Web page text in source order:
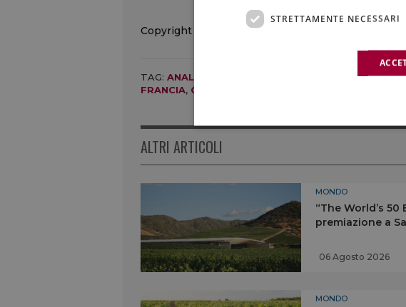
Copyright © 2000/2026
TAG: ANALCOLICI BASSA GRADAZIONE ALCOLICA,
FRANCIA, GRUPPO CASTEL
ALTRI ARTICOLI
MONDO
“The World’s 50
premiazione a
06 Agosto 2026
MONDO
STRETTAMENTE NECESSARI